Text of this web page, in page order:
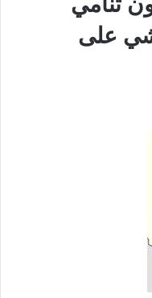
على